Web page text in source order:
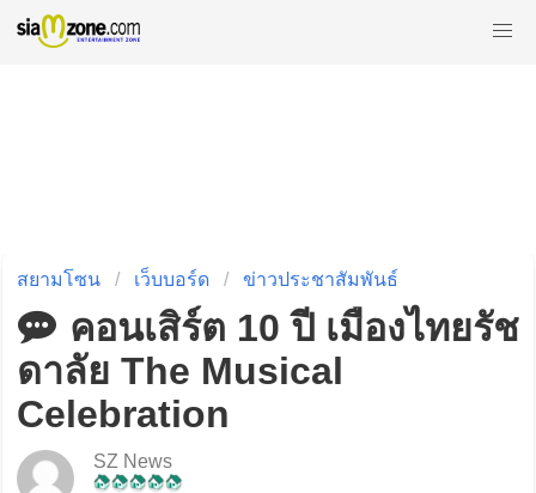
สยามโซน เว็บบอร์ด ข่าวประชาสัมพันธ์
คอนเสิร์ต 10 ปี เมืองไทยรัช
ดาลัย The Musical
Celebration
SZ News